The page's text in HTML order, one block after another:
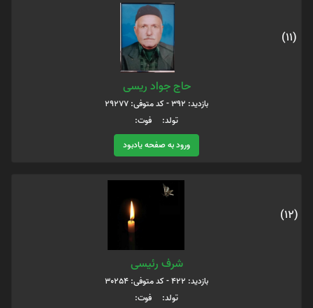
(11)
حاج جواد ریسی
بازدید: 392 - کد متوفی: 29277
تولد: فوت:
ورود به صفحه یادبود
(12)
شرف رئیسی
بازدید: 422 - کد متوفی: 30254
تولد: فوت: